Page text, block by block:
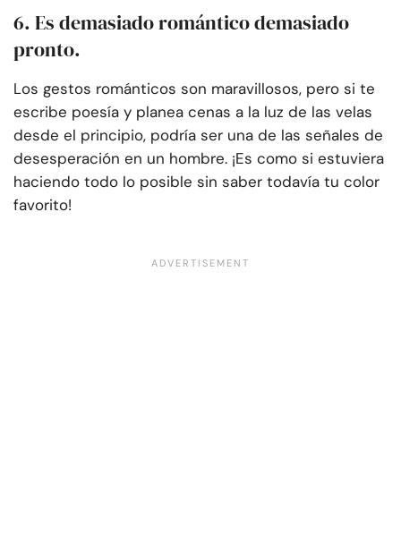
6. Es demasiado romántico demasiado
pronto.
Los gestos románticos son maravillosos, pero si te
escribe poesía y planea cenas a la luz de las velas
desde el principio, podría ser una de las señales de
desesperación en un hombre. ¡Es como si estuviera
haciendo todo lo posible sin saber todavía tu color
favorito!